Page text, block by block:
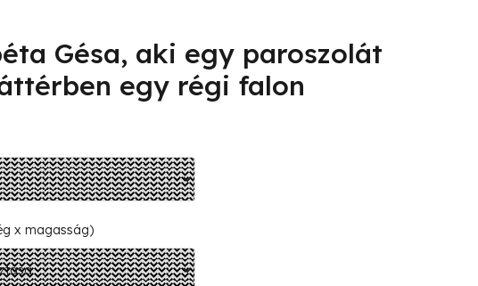
Gésa, aki egy paroszolát
egy régi falon
x magasság)